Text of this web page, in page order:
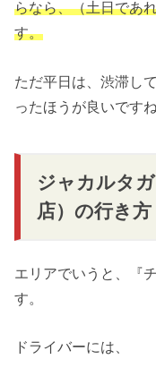
らなら、（土日であ
す。
ただ平日は、渋滞し
ったほうが良いですね
ジャカルタ
店）の行き方
エリアでいうと、『
す。
ドライバーには、